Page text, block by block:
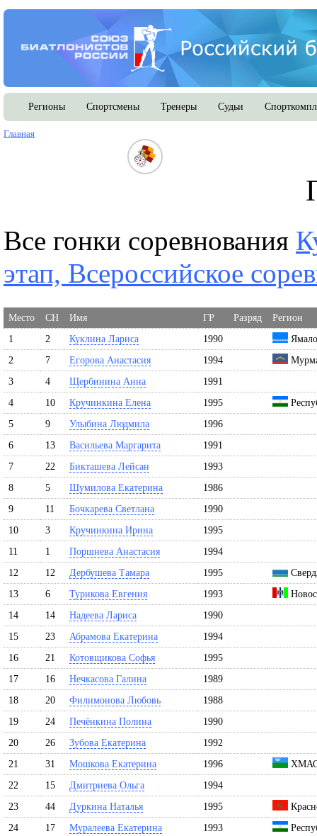
Регионы Спортсмены Тренеры Судьи
Главная
Все гонки соревнования
этап, Всероссийское
Место СН Имя ГР Разряд
Регион
1
2 Куклина Лариса 1990
2
7 Егорова Анастасия 1994
3
4 Щербинина Анна
1991
4
10 Кручинкина Елена 1995
5
9 Улыбина Людмила
1996
6
13 Васильева Маргарита
1991
7
22 Бикташева Лейсан
1993
8
5 Шумилова Екатерина
1986
9
11 Бочкарева Светлана
1990
10
3 Кручинкина Ирина
1995
11
1 Поршнева Анастасия
1994
12
12 Дербушева Тамара 1995
13
6 Турикова Евгения 1993
14
14 Надеева Лариса
1990
15
23 Абрамова Екатерина
1994
16
21 Котовщикова Софья
1995
17
16 Нечкасова Галина
1989
18
20 Филимонова Любовь
1988
19
24 Печёнкина Полина
1990
20
26 Зубова Екатерина
1992
21
31 Мошкова Екатерина 1996
22
15 Дмитриева Ольга
1994
23
44 Дуркина Наталья 1995
24
17 Муралеева Екатерина 1993